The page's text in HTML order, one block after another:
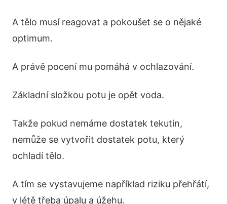
A tělo musí reagovat a pokoušet se o nějaké
optimum.
A právě pocení mu pomáhá v ochlazování.
Základní složkou potu je opět voda.
Takže pokud nemáme dostatek tekutin,
nemůže se vytvořit dostatek potu, který
ochladí tělo.
A tím se vystavujeme například riziku přehřátí,
v létě třeba úpalu a úžehu.